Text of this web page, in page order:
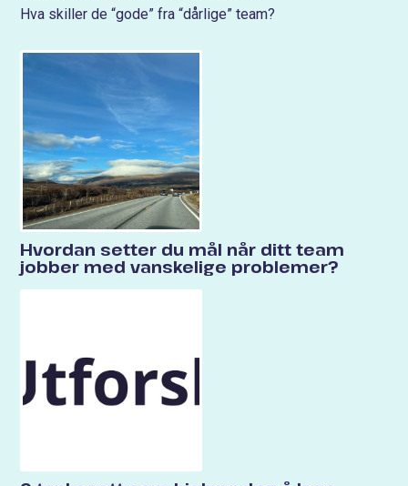
Hva skiller de “gode” fra “dårlige” team?
Hvordan setter du mål når ditt team
jobber med vanskelige problemer?